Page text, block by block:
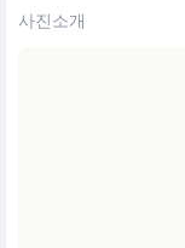
사진소개